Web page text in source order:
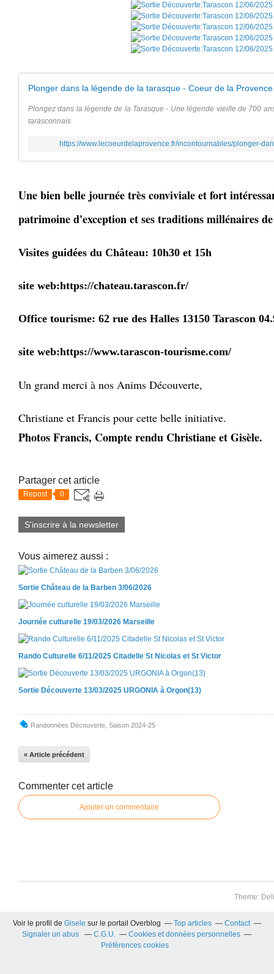
Plonger dans la légende de la tarasque - Coeur de la
Plongez dans la légende de la Tarasque - Une légende vieille de 700
tarasconnais
https://www.lecoeurdelaprovence.fr/incontournables/plonger-
Une bien belle journée très conviviale et fort
patrimoine d'exception et ses traditions millénaires
Visites guidées du Château: 10h30 et 15h
site web:https://chateau.tarascon.fr/
Office tourisme: 62 rue des Halles 13150 Tarascon
site web:https://www.tarascon-tourisme.com/
Un grand merci à nos Anims Découverte,
Christiane et Francis pour cette belle initiative.
Photos Francis, Compte rendu Christiane et Gisèle.
Partager cet article
Repost 0
S'inscrire à la newsletter
Vous aimerez aussi :
Sortie Château de la Barben 3/06/2026
Journée culturelle 19/03/2026 Marseille
Rando Culturelle 6/11/2025 Citadelle St Nicolas et St Victor
Sortie Découverte 13/03/2025 URGONIA à Orgon(13)
Randonnées Découverte Saison 2024-25
« Article précédent
Commenter cet article
Ajouter un commentaire
Theme:
Voir le profil de Gisele sur le portail Overblog Top articles
Contact
Signaler un abus
C.G.U.
Cookies et données personnelles
Préférences cookies